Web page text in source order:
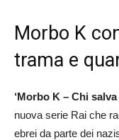
Morbo K
trama e
‘Morbo K – Chi
nuova serie Rai che
ebrei da parte dei